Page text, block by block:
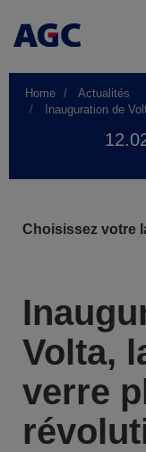
Home
Actualités
Inauguration de
Choisissez votre
Volta,
verre